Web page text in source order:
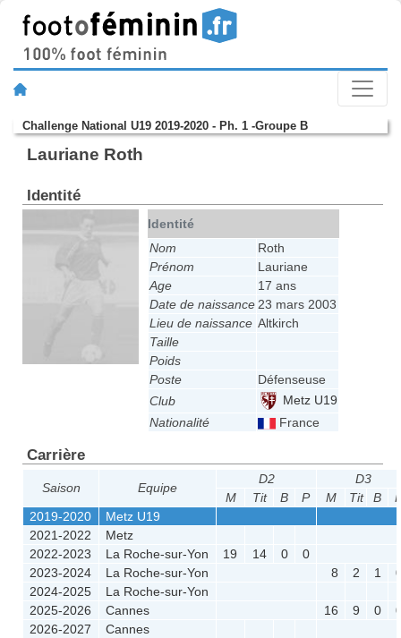
Challenge National U19 2019-2020 - Ph. 1 -Groupe B
Lauriane Roth
Identité
Identité
Nom
Roth
Prénom
Lauriane
Age
17 ans
Date de naissance 23 mars 2003
Lieu de naissance Altkirch
Taille
Poids
Poste
Défenseuse
Club
Metz U19
Nationalité
France
Carrière
Saison Equipe
D2
D3
M
Tit B P M Tit B
2019-2020
Metz U19
2021-2022
Metz
2022-2023
La Roche-sur-Yon 19 14 0
0
2023-2024
La Roche-sur-Yon 8 2 1
2024-2025
La Roche-sur-Yon
2025-2026
Cannes 16 9 0
2026-2027
Cannes